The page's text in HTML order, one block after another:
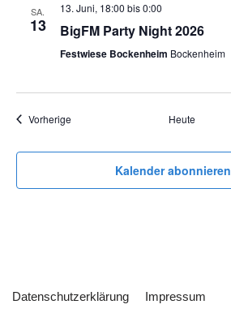
SA.
13
13. Juni, 18:00 bis0:00
BigFM Party Night 2026
Festwiese Bockenheim Bockenheim
VorherigeVeranstaltungen Heute
Kalender abonnieren
Datenschutzerklärung Impressum